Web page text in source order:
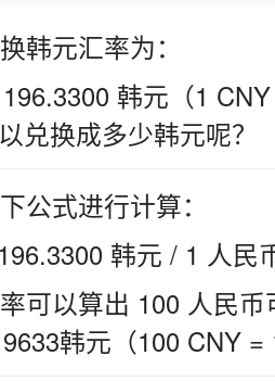
韩元汇率为：
韩元（1
兑换成多少韩元呢？
公式进行计算：
韩元 / 1 人民
可以算出 100 人民
韩元（100 CNY =